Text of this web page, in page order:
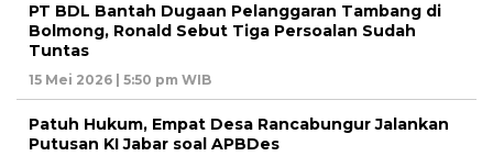
PT BDL Bantah Dugaan Pelanggaran Tambang di
Bolmong, Ronald Sebut Tiga Persoalan Sudah
Tuntas
15 Mei 2026 | 5:50 pm WIB
Patuh Hukum, Empat Desa Rancabungur Jalankan
Putusan KI Jabar soal APBDes